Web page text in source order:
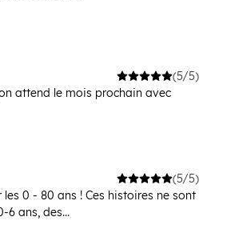
(5/5)
attend le mois prochain avec
(5/5)
0 - 80 ans ! Ces histoires ne sont
6 ans, des...